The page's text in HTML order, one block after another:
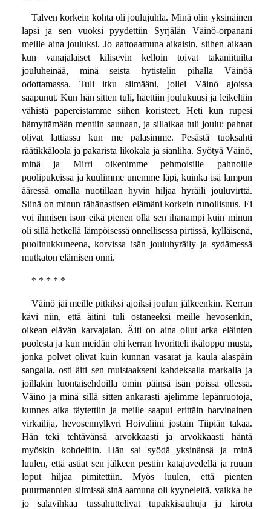
Talven korkein kohta oli joulujuhla. Minä olin yksinäinen
lapsi ja sen vuoksi pyydettiin Syrjälän Väinö-orpanani
meille aina jouluksi. Jo aattoaamuna aikaisin, siihen aikaan
kun vanajalaiset kilisevin kelloin toivat takaniituilta
jouluheinää, minä seista hytistelin pihalla Väinöä
odottamassa. Tuli itku silmääni, jollei Väinö ajoissa
saapunut. Kun hän sitten tuli, haettiin joulukuusi ja leikeltiin
vähistä papereistamme siihen koristeet. Heti kun rupesi
hämyttämään mentiin saunaan, ja sillaikaa tuli joulu: pahnat
olivat lattiassa kun me palasimme. Pesästä tuoksahti
räätikkäloola ja pakarista likokala ja sianliha. Syötyä Väinö,
minä ja Mirri oikenimme pehmoisille pahnoille
puolipukeissa ja kuulimme unemme läpi, kuinka isä lampun
ääressä omalla nuotillaan hyvin hiljaa hyräili jouluvirttä.
Siinä on minun tähänastisen elämäni korkein runollisuus. Ei
voi ihmisen ison eikä pienen olla sen ihanampi kuin minun
oli sillä hetkellä lämpöisessä onnellisessa pirtissä, kylläisenä,
puolinukkuneena, korvissa isän jouluhyräily ja sydämessä
mutkaton elämisen onni.
* * * * *
Väinö jäi meille pitkiksi ajoiksi joulun jälkeenkin. Kerran
kävi niin, että äitini tuli ostaneeksi meille hevosenkin,
oikean elävän karvajalan. Äiti on aina ollut arka eläinten
puolesta ja kun meidän ohi kerran hyöritteli ikäloppu musta,
jonka polvet olivat kuin kunnan vasarat ja kaula alaspäin
sangalla, osti äiti sen muistaakseni kahdeksalla markalla ja
joillakin luontaisehdoilla omin päinsä isän poissa ollessa.
Väinö ja minä sillä sitten ankarasti ajelimme lepänruotoja,
kunnes aika täytettiin ja meille saapui erittäin harvinainen
virkailija, hevosennylkyri Hoivaliini jostain Tiipiän takaa.
Hän teki tehtävänsä arvokkaasti ja arvokkaasti häntä
myöskin kohdeltiin. Hän sai syödä yksinänsä ja minä
luulen, että astiat sen jälkeen pestiin katajavedellä ja ruuan
loput hiljaa pimitettiin. Myös luulen, että pienten
puurmannien silmissä sinä aamuna oli kyyneleitä, vaikka he
jo salavihkaa tussahuttelivat tupakkisauhuja ja kirota